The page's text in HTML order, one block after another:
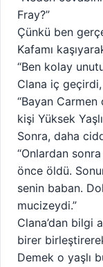
Fray?”
Çünkü ben
Kafamı
“Ben kolay
Clana iç geçirdi,
“Bayan Carmen
kişi Yüksek
Sonra, daha
“Onlardan
önce öldü.
senin baban.
mucizeydi.”
Clana’dan bilgi
birer
Demek o yaşlı